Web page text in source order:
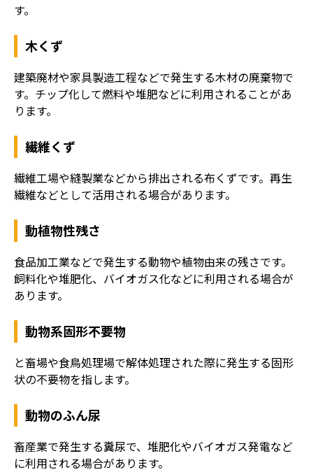
す。
木くず
建築廃材や家具製造工程などで発生する木材の廃棄物で
す。チップ化して燃料や堆肥などに利用されることがあ
ります。
繊維くず
繊維工場や縫製業などから排出される布くずです。再生
繊維などとして活用される場合があります。
動植物性残さ
食品加工業などで発生する動物や植物由来の残さです。
飼料化や堆肥化、バイオガス化などに利用される場合が
あります。
動物系固形不要物
と畜場や食鳥処理場で解体処理された際に発生する固形
状の不要物を指します。
動物のふん尿
畜産業で発生する糞尿で、堆肥化やバイオガス発電など
に利用される場合があります。